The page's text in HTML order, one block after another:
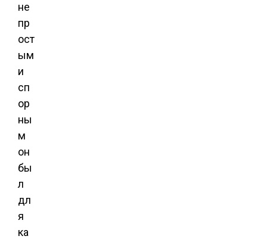
не
пр
ост
ым
и
сп
ор
ны
м
он
бы
л
дл
я
ка